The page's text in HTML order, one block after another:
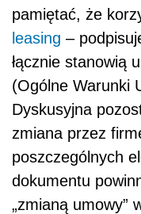
pamiętać, że
leasing –
łącznie stanowią
(Ogólne Warunki
Dyskusyjna
zmiana przez
poszczególnych
dokumentu
„zmianą umowy”